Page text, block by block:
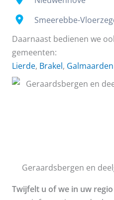
Smeerebbe-
Daarnaast bedienen we
gemeenten:
Lierde, Brakel, Galmaarden
Geraardsbergen en
Twijfelt u of we in uw